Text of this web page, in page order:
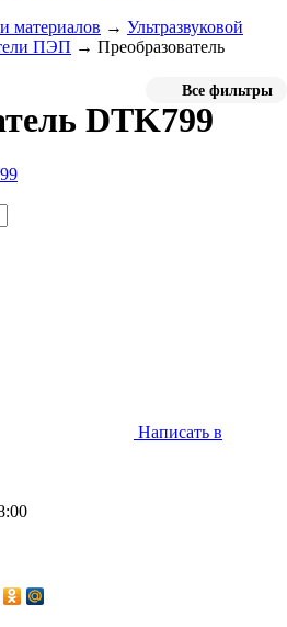
материалов → Ультразвуковой
ПЭП → Преобразователь
Все фильтры
DTK799
Написать в